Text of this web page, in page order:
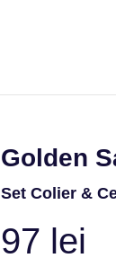
Golden
Set Colier &
97 lei